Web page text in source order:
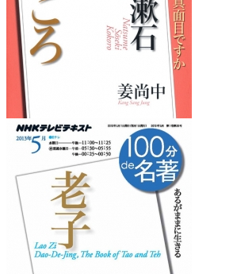
『こころ』
を読みたくなるフレーズ